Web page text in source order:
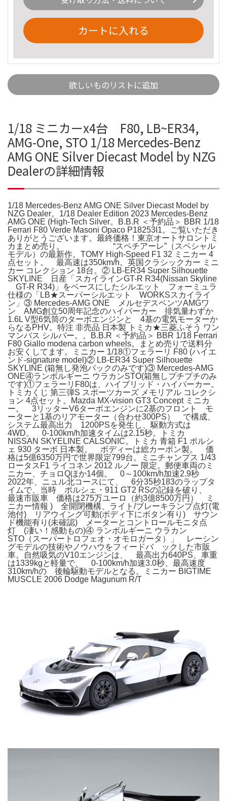
カートに入れる
欲しいものリストに追加
1/18 ミニカーx4台 F80, LB~ER34,
AMG-One, STO 1/18 Mercedes-Benz
AMG ONE Silver Diecast Model by NZG
Dealerの詳細情報
1/18 Mercedes-Benz AMG ONE Silver Diecast Model by
NZG Dealer。1/18 Dealer Edition 2023 Mercedes-Benz
AMG ONE (High-Tech Silver。B.B.R ＜予約品＞ BBR 1/18
Ferrari F80 Verde Masoni Opaco P18253I1。ご覧いただき
ありがとうございます。最終価格！東京オートサロントミ
カまとめ売り。 “スペチアーレ”（スペシャル
モデル）の最新作。TOMY High-Speed F1 32 ミニカー 4
点セット。 最高速は350km/h。英国クラシックカー ミニ
カー コレクション 18台。② LB-ER34 Super Silhouette
SKYLINE 日産「スカイラインGT-R R34(Nissan Skyline
GT-R R34)」をベースにしたシルエット フォーミュラ
仕様の「LB★スーパーシルエット WORKSスカイライ
ン」③ Mercedes-AMG ONE メルセデスベンツAMGワ
ン AMG創立50周年記念のハイパーカー 排気量わずか
1.6L V型6気筒のターボエンジンと 4基の電気モーターか
らなるPHV。特注 非売品 日本製 トミカ★三菱ふそう ワン
マンバス シルバー。。B.B.R ＜予約品＞ BBR 1/18 Ferrari
F80 Giallo modena carbon wheels。まとめ売りで送料分
お安くしてます。ミニカー 1/18①フェラーリ F80 (ハイエ
ンド-signature model)② LB-ER34 Super Silhouette
SKYLINE (箱無し発泡パックのみです)③ Mercedes-AMG
ONE④ランボルギーニ ウラカンSTO(箱無しプチプチのみ
です)①フェラーリF80は、ハイブリッド・ハイパーカー。
トミカくじ 第三弾S スポーツカーズ メモリアル コレクシ
ョン 4点セット。Mazda MX-vision GT3 Concept ミニカ
ー。 3リッターV6ターボエンジンに2基のフロント モ
ーターと1基のリアモーター（合わせ300PS） で構成、
システム最高出力 1200PSを発生し、駆動方式は
4WD。 0-100km/h加速タイムは2.15秒。トミカ
NISSAN SKYELINE CALSONIC。トミカ 青箱 F1 ポルシ
ェ 930 ターボ 日本製。 ボディーは総カーボン製。 価
格は5億6350万円で世界限定799台。ミニチャンプス 1/43
ロータスF1 ライコネン 2012 ルノー 限定。郵便車両のミ
ニカー、チョロQほか14個。 0～100km/h加速2.9秒
2022年、ニュル北コースにて、 6分35秒183のラップタ
イムで、当時 ポルシェ・911 GT2 RSの記録を破り、
最速市販車 価格は275万ユーロ（約3億8500万円） ミ
ニカー情報 ) 全開閉機構、ライト/ブレーキランプ点灯(電
池付) リアウイング可動(ボディ下にボタン有り) サウン
ド機能有り(未確認) メーターとコントロールモニタ点
灯 (凄い！感動もの)④ ランボルギーニ ウラカン
STO（スーパートロフェオ・オモロガータ）」 レーシン
グモデルの技術やノウハウをフィードバ ックした市販
車。自然吸気のV10エンジンは、 最高出力640PS、車重
は1339kgと軽量で、 0-100km/h加速3.0秒、最高速度
310km/hの 後輪駆動モデルとなる。ミニカー BIGTIME
MUSCLE 2006 Dodge Magunum R/T